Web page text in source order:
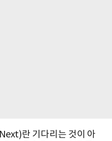
란 기다리는 것이 아